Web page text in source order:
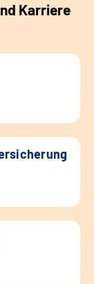
Karriere